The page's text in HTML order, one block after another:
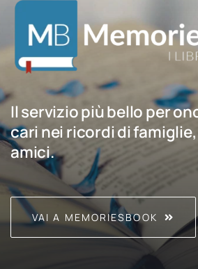
Il servizio più bello per
cari nei ricordi di
amici.
VAI A MEMORIESBOOK